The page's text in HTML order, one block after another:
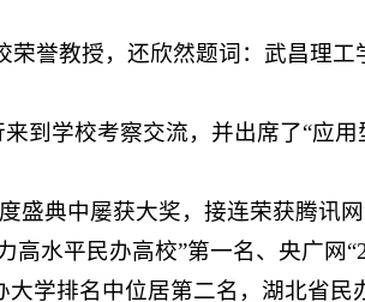
荣誉教授，还欣然题词：武昌理工
到学校考察交流，并出席了“应
盛典中屡获大奖，接连荣获腾讯网
高水平民办高校”第一名、央广网
学排名中位居第二名，湖北省民